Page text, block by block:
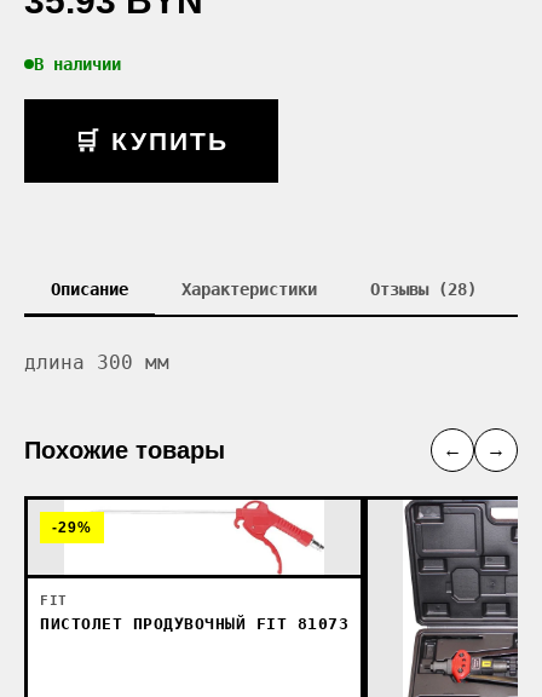
В наличии
🛒 КУПИТЬ
Описание Характеристики Отзывы (28)
длина 300 мм
Похожие товары ← →
-29%
FIT
ПИСТОЛЕТ ПРОДУВОЧНЫЙ FIT 81073